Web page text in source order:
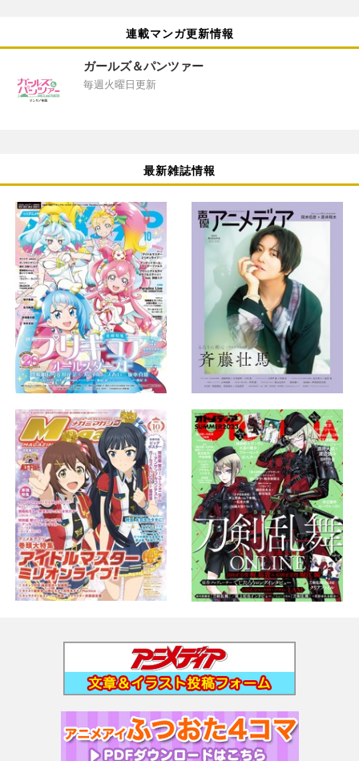
連載マンガ更新情報
ガールズ＆パンツァー
毎週火曜日更新
最新雑誌情報